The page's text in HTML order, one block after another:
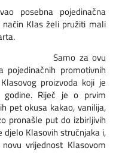
posebna pojedinačna
Klas želi pružiti mali
Samo za ovu
pojedinačnih promotivnih
proizvoda koji je
Riječ je o prvim
pet okusa kakao, vanilija,
pronašle put do izbirljivih
Klasovih stručnjaka i,
vrijednost Klasovom